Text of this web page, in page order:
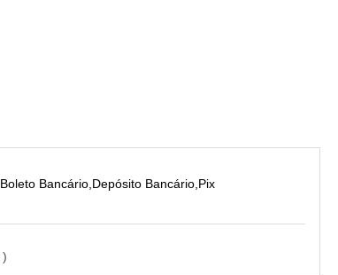
Boleto Bancário,Depósito Bancário,Pix